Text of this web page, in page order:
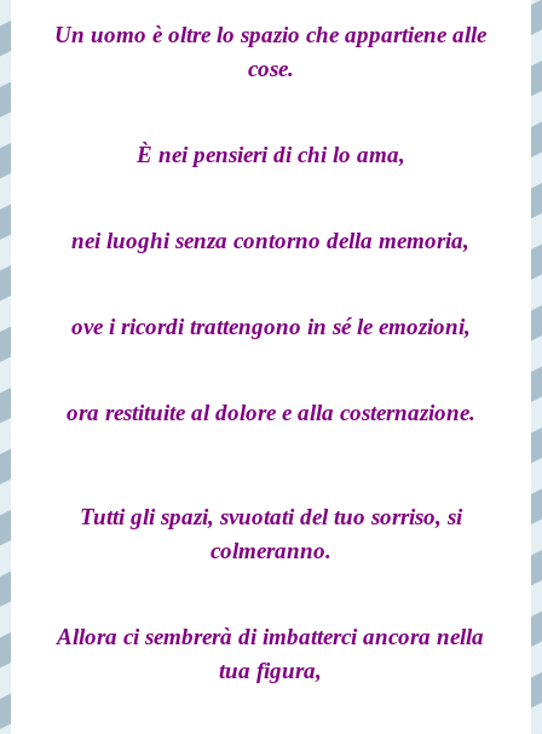
Un uomo è oltre lo spazio che appartiene alle
cose.
È nei pensieri di chi lo ama,
nei luoghi senza contorno della memoria,
ove i ricordi trattengono in sé le emozioni,
ora restituite al dolore e alla costernazione.
Tutti gli spazi, svuotati del tuo sorriso, si
colmeranno.
Allora ci sembrerà di imbatterci ancora nella
tua figura,